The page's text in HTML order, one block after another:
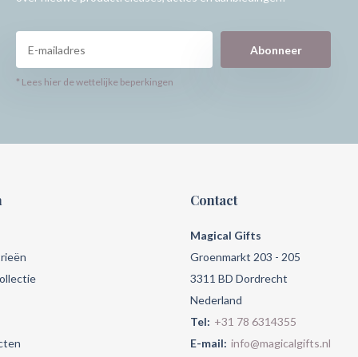
Abonneer
* Lees hier de wettelijke beperkingen
Contact
Magical Gifts
Groenmarkt 203 - 205
3311 BD Dordrecht
Nederland
Tel: +31 78 6314355
E-mail: info@magicalgifts.nl